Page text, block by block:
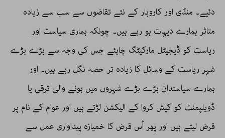
دئیے۔ منڈی اور کاروبار کے نئے تقاضوں سے سب سے زیادہ
متاثر ہمارے دیہات ہو رہے ہیں۔ چونکہ ہماری سیاست اور
ریاست کو ڈیجیٹل مارکیٹگ چاہئے جس کی وجہ سے بڑے بڑے
شہر ریاست کے وسائل کا زیادہ تر حصہ نگل رہے ہیں۔ اور
ہمارے سیاستدان بڑے بڑے شہروں میں ہونے والی ترقی یا
ڈویلپمنٹ کو کیش کروا کے الیکشن لڑتے ہیں اور عوام کے نام پر
قرض لیتے ہیں اور پھر اُس قرض کا خمیازہ پیداواری عمل سے